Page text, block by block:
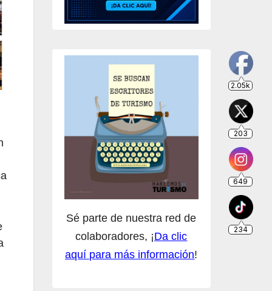
Sé parte de nuestra red de
colaboradores, ¡Da clic
aquí para más información!
234